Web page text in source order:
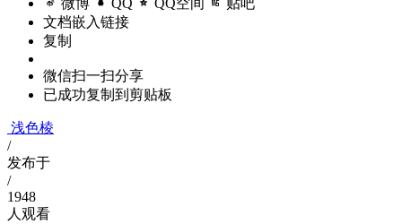
微博 QQ QQ空间 贴吧
文档嵌入链接
复制
微信扫一扫分享
已成功复制到剪贴板
浅色棱
/
发布于
/
1948
人观看